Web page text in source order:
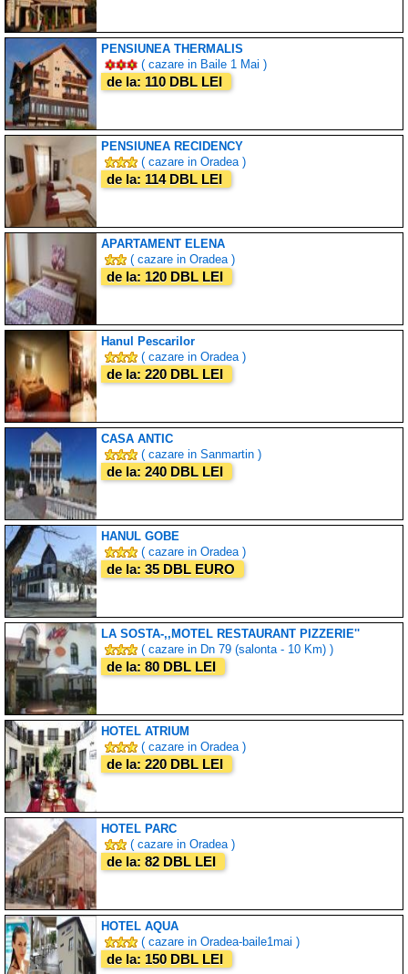
PENSIUNEA THERMALIS
( cazare in Baile 1 Mai )
de la: 110 DBL LEI
PENSIUNEA RECIDENCY
( cazare in Oradea )
de la: 114 DBL LEI
APARTAMENT ELENA
( cazare in Oradea )
de la: 120 DBL LEI
Hanul Pescarilor
( cazare in Oradea )
de la: 220 DBL LEI
CASA ANTIC
( cazare in Sanmartin )
de la: 240 DBL LEI
HANUL GOBE
( cazare in Oradea )
de la: 35 DBL EURO
LA SOSTA-,,MOTEL RESTAURANT PIZZERIE''
( cazare in Dn 79 (salonta - 10 Km) )
de la: 80 DBL LEI
HOTEL ATRIUM
( cazare in Oradea )
de la: 220 DBL LEI
HOTEL PARC
( cazare in Oradea )
de la: 82 DBL LEI
HOTEL AQUA
( cazare in Oradea-baile1mai )
de la: 150 DBL LEI